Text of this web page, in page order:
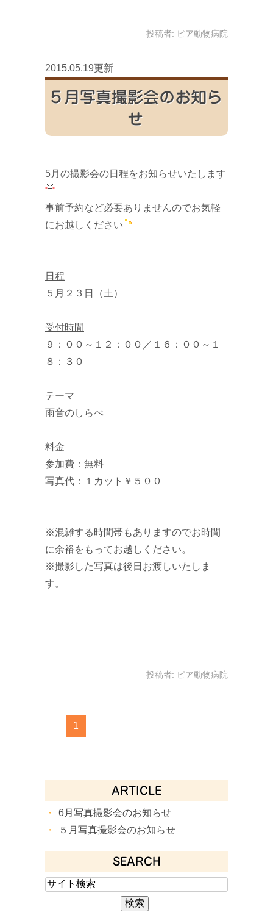
投稿者: ピア動物病院
2015.05.19更新
５月写真撮影会のお知ら
せ
5月の撮影会の日程をお知らせいたします
事前予約など必要ありませんのでお気軽
にお越しください
日程
５月２３日（土）
受付時間
９：００～１２：００／１６：００～１
８：３０
テーマ
雨音のしらべ
料金
参加費：無料
写真代：１カット￥５００
※混雑する時間帯もありますのでお時間
に余裕をもってお越しください。
※撮影した写真は後日お渡しいたしま
す。
投稿者: ピア動物病院
1
ARTICLE
6月写真撮影会のお知らせ
５月写真撮影会のお知らせ
SEARCH